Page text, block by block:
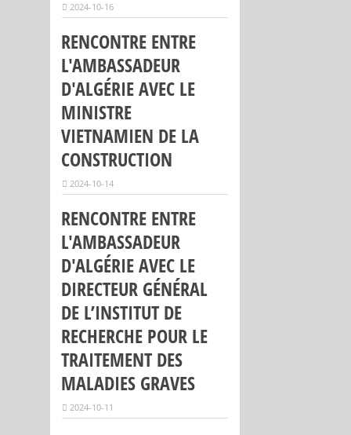
2024-10-16
RENCONTRE ENTRE
L'AMBASSADEUR
D'ALGÉRIE AVEC LE
MINISTRE
VIETNAMIEN DE LA
CONSTRUCTION
2024-10-14
RENCONTRE ENTRE
L'AMBASSADEUR
D'ALGÉRIE AVEC LE
DIRECTEUR GÉNÉRAL
DE L’INSTITUT DE
RECHERCHE POUR LE
TRAITEMENT DES
MALADIES GRAVES
2024-10-11